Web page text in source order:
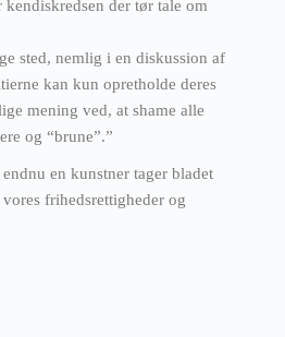
der tør tale om
sted, nemlig i en diskussion af
kan kun opretholde deres
mening ved, at shame alle
og “brune”.”
en kunstner tager bladet
frihedsrettigheder og